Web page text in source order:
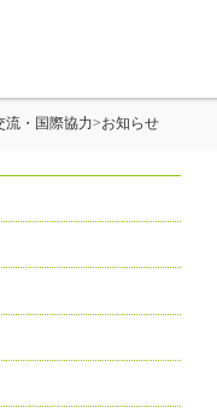
流・国際協力>お知らせ